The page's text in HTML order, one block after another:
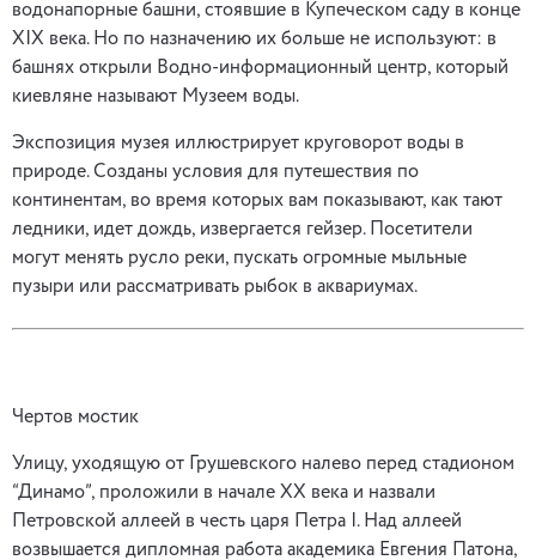
водонапорные башни, стоявшие в Купеческом саду в конце
XIX века. Но по назначению их больше не используют: в
башнях открыли Водно-информационный центр, который
киевляне называют Музеем воды.
Экспозиция музея иллюстрирует круговорот воды в
природе. Созданы условия для путешествия по
континентам, во время которых вам показывают, как тают
ледники, идет дождь, извергается гейзер. Посетители
могут менять русло реки, пускать огромные мыльные
пузыри или рассматривать рыбок в аквариумах.
Чертов мостик
Улицу, уходящую от Грушевского налево перед стадионом
“Динамо”, проложили в начале XX века и назвали
Петровской аллеей в честь царя Петра I. Над аллеей
возвышается дипломная работа академика Евгения Патона,